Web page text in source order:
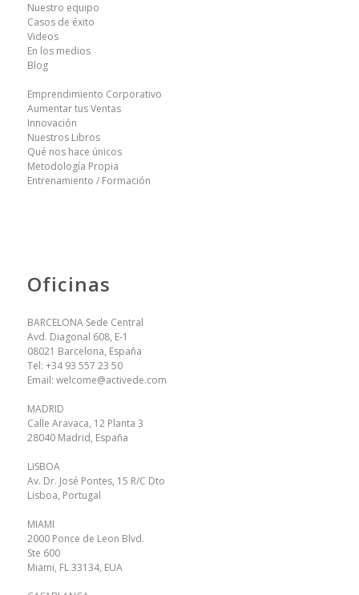
Nuestro equipo
Casos de éxito
Videos
En los medios
Blog
Emprendimiento Corporativo
Aumentar tus Ventas
Innovación
Nuestros Libros
Qué nos hace únicos
Metodología Propia
Entrenamiento / Formación
Oficinas
BARCELONA Sede Central
Avd. Diagonal 608, E-1
08021 Barcelona, España
Tel: +34 93 557 23 50
Email: welcome@activede.com
MADRID
Calle Aravaca, 12 Planta 3
28040 Madrid, España
LISBOA
Av. Dr. José Pontes, 15 R/C Dto
Lisboa, Portugal
MIAMI
2000 Ponce de Leon Blvd.
Ste 600
Miami, FL 33134, EUA